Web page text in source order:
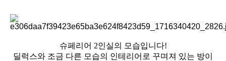
슈페리어 2인실의 모습입니다!
딜럭스와 조금 다른 모습의 인테리어로 꾸며져 있는 방이